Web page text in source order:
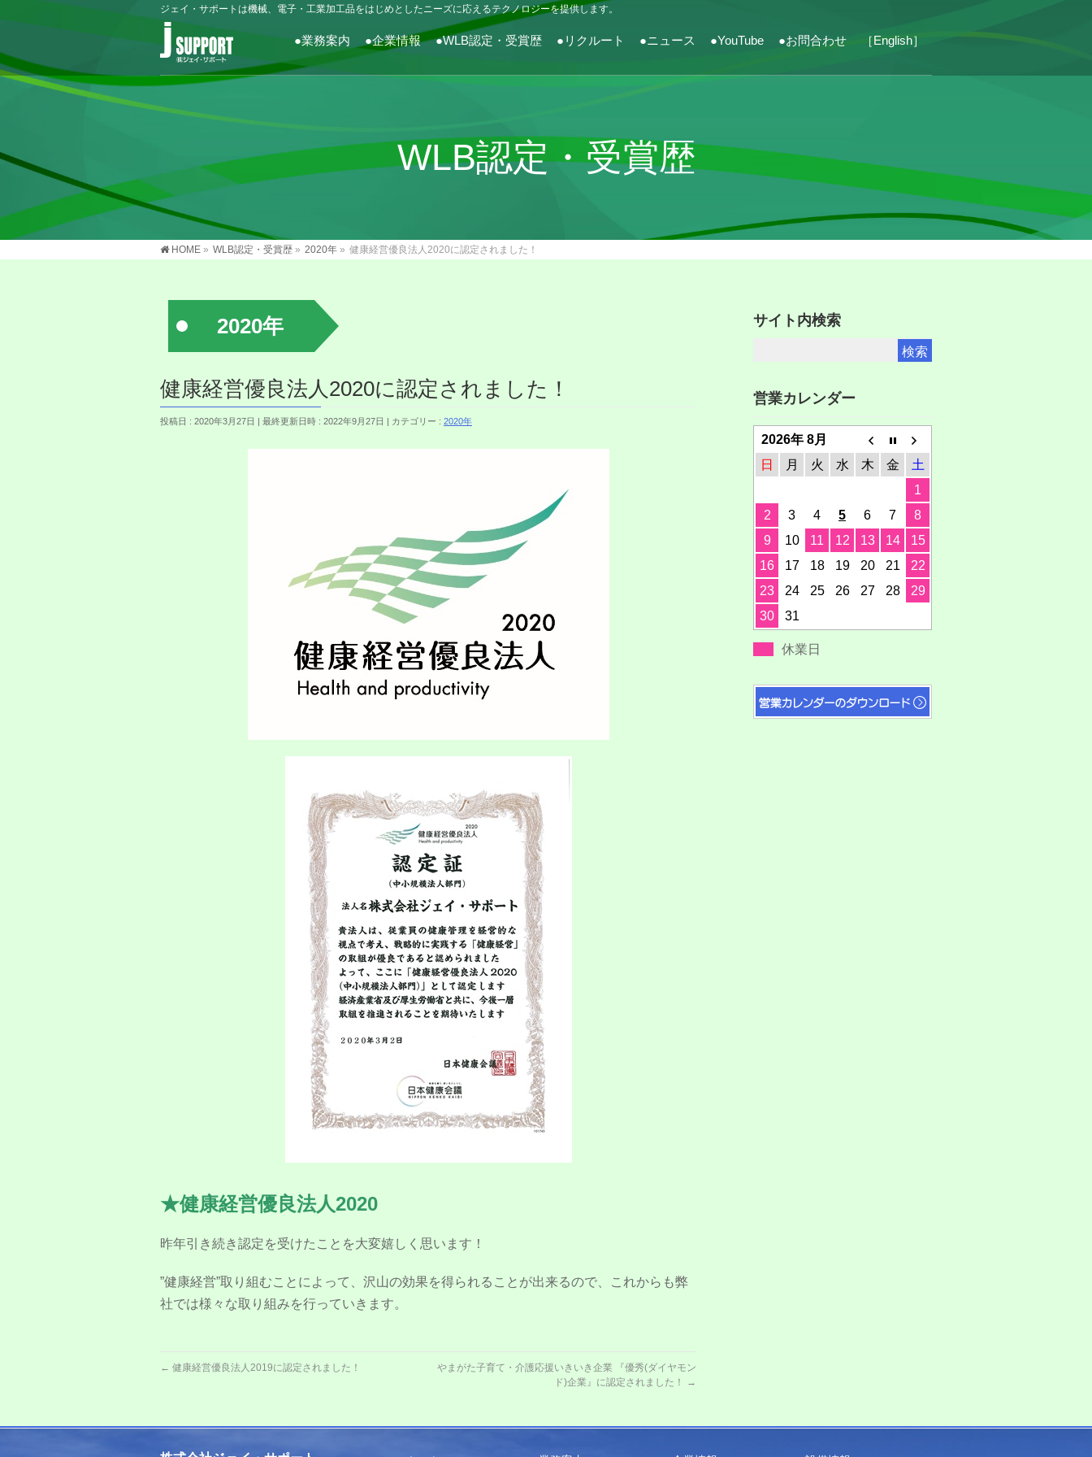
ジェイ・サポートは機械、電子・工業加工品をはじめとしたニーズに応えるテクノロジーを提供します。
●業務案内 ●企業情報 ●WLB認定・受賞歴 ●リクルート ●ニュース ●YouTube ●お問合わせ ［English］
WLB認定・受賞歴
HOME » WLB認定・受賞歴 » 2020年 » 健康経営優良法人2020に認定されました！
2020年
健康経営優良法人2020に認定されました！
投稿日 : 2020年3月27日 最終更新日時 : 2022年9月27日 カテゴリー : 2020年
★健康経営優良法人2020
昨年引き続き認定を受けたことを大変嬉しく思います！
”健康経営”取り組むことによって、沢山の効果を得られることが出来るので、これからも弊
社では様々な取り組みを行っていきます。
← 健康経営優良法人2019に認定されました！
やまがた子育て・介護応援いきいき企業 『優秀(ダイヤモン
ド)企業』に認定されました！
→
サイト内検索
営業カレンダー
2026年 8月
日
月 火 水 木 金
土
1
2
3 4 5 6 7
8
9
10 11 12 13 14
15
16
17 18 19 20 21
22
23
24 25 26 27 28
29
30
31
休業日